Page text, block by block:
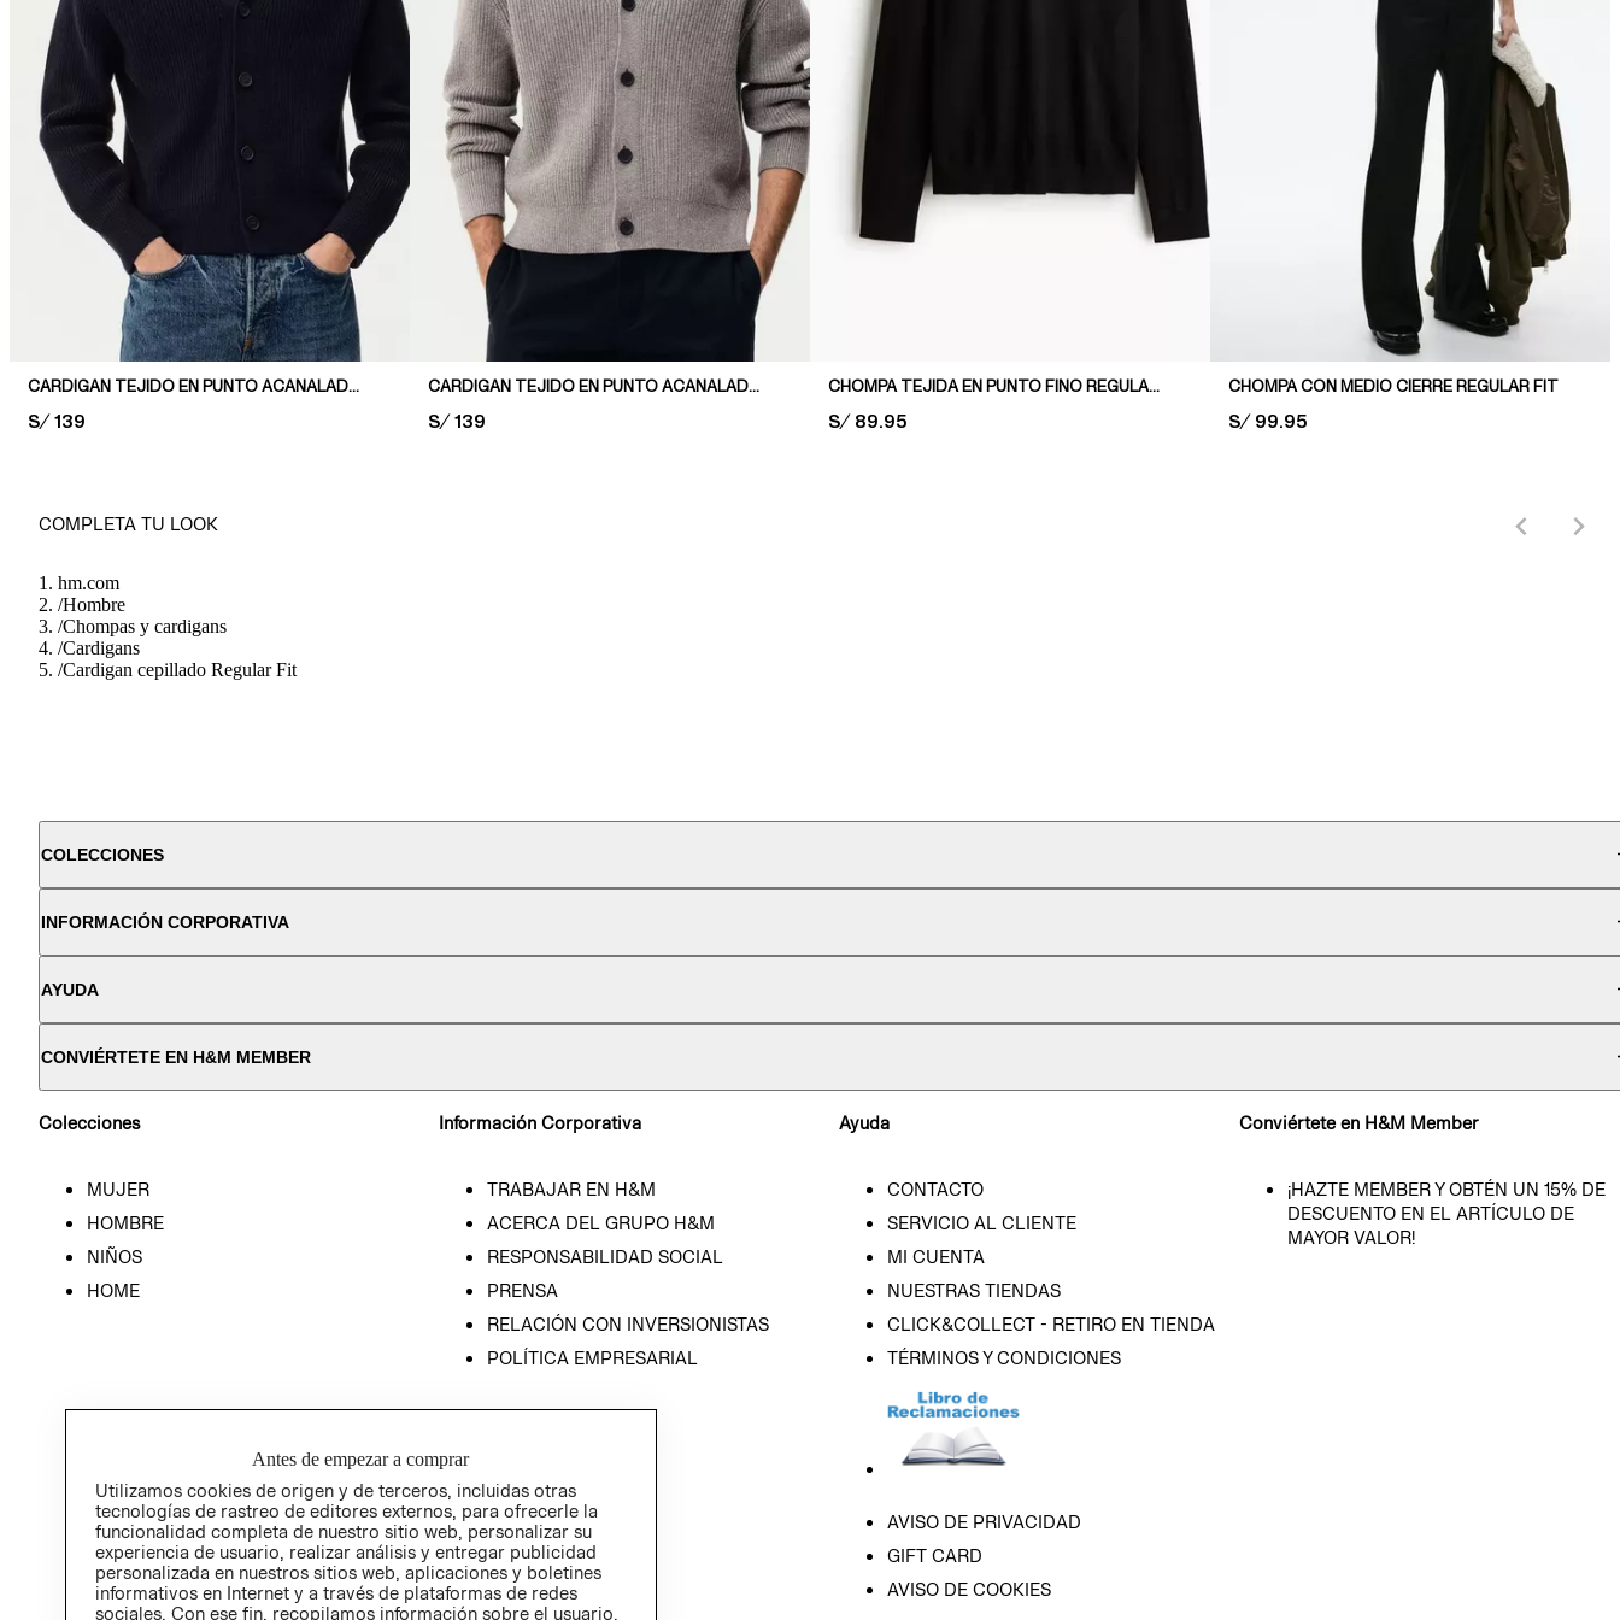
CARDIGAN TEJIDO EN PUNTO ACANALADO RELAXED FIT
PRICE:
S/ 139
CARDIGAN TEJIDO EN PUNTO ACANALADO RELAXED FIT
PRICE:
S/ 139
CHOMPA TEJIDA EN PUNTO FINO REGULAR FIT
PRICE:
S/ 89.95
CHOMPA CON MEDIO CIERRE REGULAR FIT
PRICE:
S/ 99.95
COMPLETA TU LOOK
hm.com
/Hombre
/Chompas y cardigans
/Cardigans
/Cardigan cepillado Regular Fit
COLECCIONES
INFORMACIÓN CORPORATIVA
AYUDA
CONVIÉRTETE EN H&M MEMBER
Colecciones
MUJER
HOMBRE
NIÑOS
HOME
Información Corporativa
TRABAJAR EN H&M
ACERCA DEL GRUPO H&M
RESPONSABILIDAD SOCIAL
PRENSA
RELACIÓN CON INVERSIONISTAS
POLÍTICA EMPRESARIAL
Ayuda
CONTACTO
SERVICIO AL CLIENTE
MI CUENTA
NUESTRAS TIENDAS
CLICK&COLLECT - RETIRO EN TIENDA
TÉRMINOS Y CONDICIONES
AVISO DE PRIVACIDAD
GIFT CARD
AVISO DE COOKIES
Conviértete en H&M Member
¡HAZTE MEMBER Y OBTÉN UN 15% DE
DESCUENTO EN EL ARTÍCULO DE
MAYOR VALOR!
Antes de empezar a comprar
Utilizamos cookies de origen y de terceros, incluidas otras
tecnologías de rastreo de editores externos, para ofrecerle la
funcionalidad completa de nuestro sitio web, personalizar su
experiencia de usuario, realizar análisis y entregar publicidad
personalizada en nuestros sitios web, aplicaciones y boletines
informativos en Internet y a través de plataformas de redes
sociales. Con ese fin, recopilamos información sobre el usuario,